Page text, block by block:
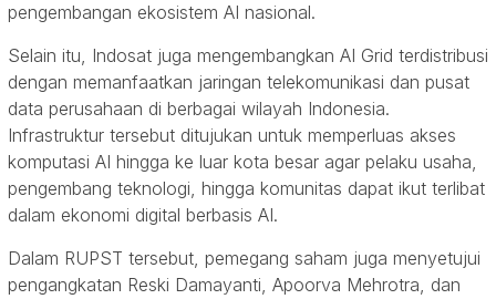
pengembangan ekosistem AI nasional.
Selain itu, Indosat juga mengembangkan AI Grid terdistribusi
dengan memanfaatkan jaringan telekomunikasi dan pusat
data perusahaan di berbagai wilayah Indonesia.
Infrastruktur tersebut ditujukan untuk memperluas akses
komputasi AI hingga ke luar kota besar agar pelaku usaha,
pengembang teknologi, hingga komunitas dapat ikut terlibat
dalam ekonomi digital berbasis AI.
Dalam RUPST tersebut, pemegang saham juga menyetujui
pengangkatan Reski Damayanti, Apoorva Mehrotra, dan